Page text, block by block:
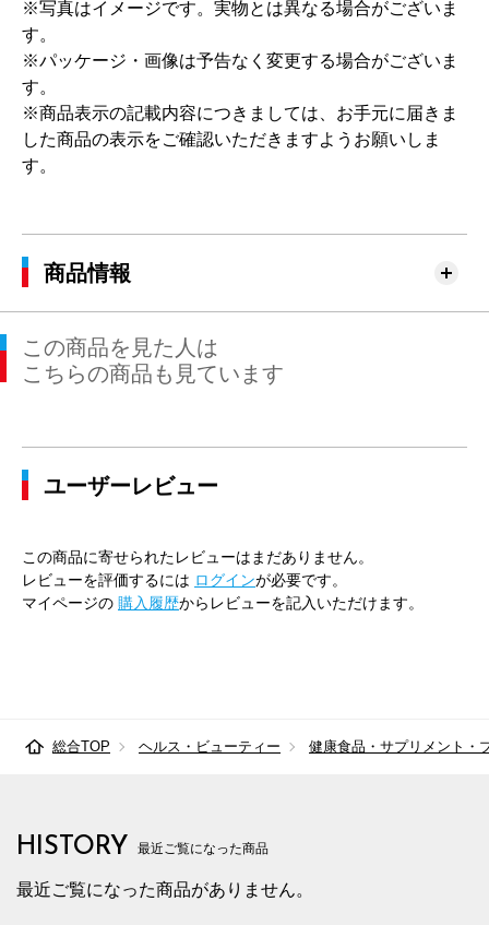
※写真はイメージです。実物とは異なる場合がございま
す。
※パッケージ・画像は予告なく変更する場合がございま
す。
※商品表示の記載内容につきましては、お手元に届きま
した商品の表示をご確認いただきますようお願いしま
す。
商品情報
この商品を見た人は
こちらの商品も見ています
ユーザーレビュー
この商品に寄せられたレビューはまだありません。
レビューを評価するには ログインが必要です。
マイページの 購入履歴からレビューを記入いただけます。
総合TOP ヘルス・ビューティー 健康食品・サプリメント・
HISTORY 最近ご覧になった商品
最近ご覧になった商品がありません。